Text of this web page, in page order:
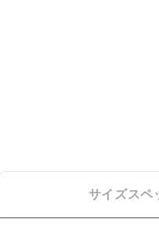
サイズスペ